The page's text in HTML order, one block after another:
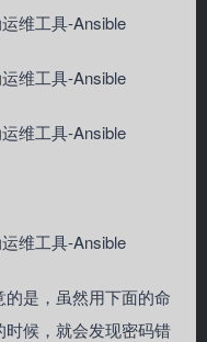
是，虽然用下面的命
候，就会发现密码错